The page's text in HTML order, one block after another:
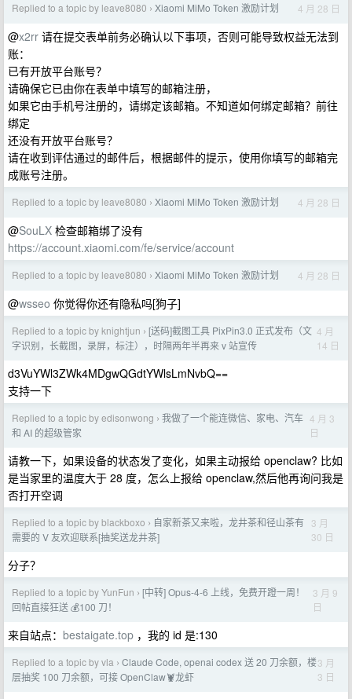
Replied to a topic by leave8080 › Xiaomi MiMo Token 激励计划 4 月 28 日
@x2rr 请在提交表单前务必确认以下事项，否则可能导致权益无法到
账：
已有开放平台账号？
请确保它已由你在表单中填写的邮箱注册，
如果它由手机号注册的，请绑定该邮箱。不知道如何绑定邮箱？前往
绑定
还没有开放平台账号？
请在收到评估通过的邮件后，根据邮件的提示，使用你填写的邮箱完
成账号注册。
Replied to a topic by leave8080 › Xiaomi MiMo Token 激励计划 4 月 28 日
@SouLX 检查邮箱绑了没有
https://account.xiaomi.com/fe/service/account
Replied to a topic by leave8080 › Xiaomi MiMo Token 激励计划 4 月 28 日
@wsseo 你觉得你还有隐私吗[狗子]
Replied to a topic by knightjun › [送码]截图工具 PixPin3.0 正式发布（文
字识别，长截图，录屏，标注），时隔两年半再来 v 站宣传
4 月
14 日
d3VuYWl3ZWk4MDgwQGdtYWlsLmNvbQ==
支持一下
Replied to a topic by edisonwong › 我做了一个能连微信、家电、汽车
和 AI 的超级管家
4 月 3
日
请教一下，如果设备的状态发了变化，如果主动报给 openclaw? 比如
是当家里的温度大于 28 度，怎么上报给 openclaw,然后他再询问我是
否打开空调
Replied to a topic by blackboxo › 自家新茶又来啦，龙井茶和径山茶有
需要的 V 友欢迎联系[抽奖送龙井茶]
3 月
30 日
分子？
Replied to a topic by YunFun › [中转] Opus-4-6 上线，免费开蹬一周！
回帖直接狂送 💰100 刀！
3 月 9
日
来自站点： bestaigate.top ，我的 id 是:130
Replied to a topic by vla › Claude Code, openai codex 送 20 刀余额，楼
层抽奖 100 刀余额，可接 OpenClaw🦞龙虾
3 月
3 日